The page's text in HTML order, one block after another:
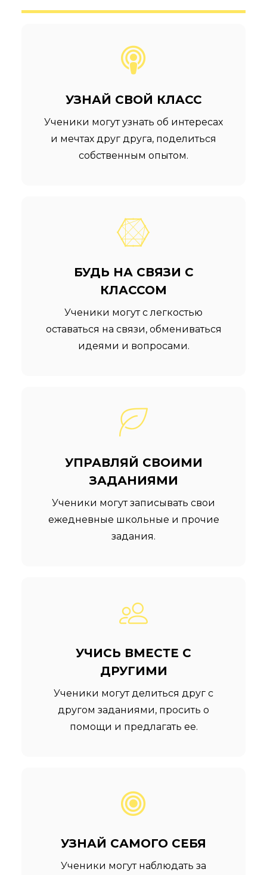
УЗНАЙ СВОЙ КЛАСС
Ученики могут узнать об интересах
и мечтах друг друга, поделиться
собственным опытом.
БУДЬ НА СВЯЗИ С
КЛАССОМ
Ученики могут с легкостью
оставаться на связи, обмениваться
идеями и вопросами.
УПРАВЛЯЙ СВОИМИ
ЗАДАНИЯМИ
Ученики могут записывать свои
ежедневные школьные и прочие
задания.
УЧИСЬ ВМЕСТЕ С
ДРУГИМИ
Ученики могут делиться друг с
другом заданиями, просить о
помощи и предлагать ее.
УЗНАЙ САМОГО СЕБЯ
Ученики могут наблюдать за